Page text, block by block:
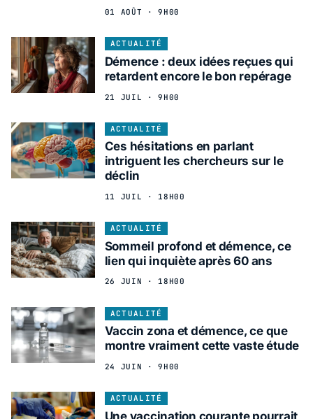
01 AOÛT · 9H00
ACTUALITÉ
Démence : deux idées reçues qui
retardent encore le bon repérage
21 JUIL · 9H00
ACTUALITÉ
Ces hésitations en parlant
intriguent les chercheurs sur le
déclin
11 JUIL · 18H00
ACTUALITÉ
Sommeil profond et démence, ce
lien qui inquiète après 60 ans
26 JUIN · 18H00
ACTUALITÉ
Vaccin zona et démence, ce que
montre vraiment cette vaste étude
24 JUIN · 9H00
ACTUALITÉ
Une vaccination courante pourrait